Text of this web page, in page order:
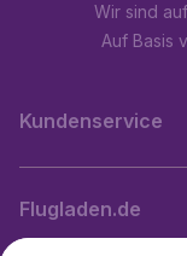
Wir sind
Auf Basis
Kundenservice
Flugladen.de